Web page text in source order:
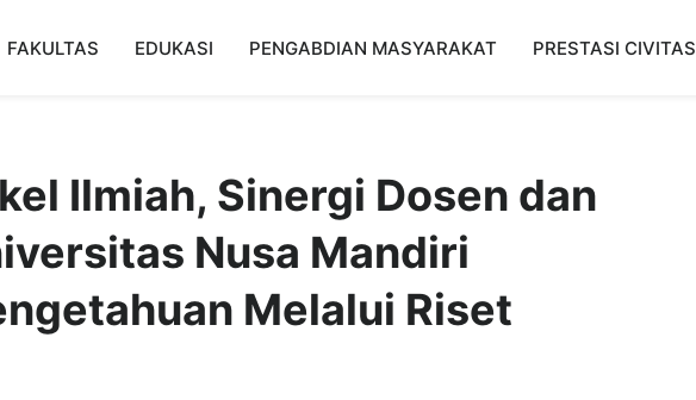
FAKULTAS EDUKASI PENGABDIAN MASYARAKAT PRESTASI CIVITAS
Ilmiah, Sinergi Dosen dan
Nusa Mandiri
Melalui Riset